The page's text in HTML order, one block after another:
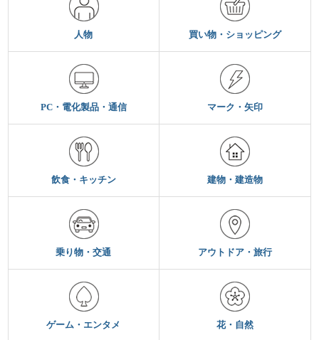
人物 買い物・ショッピング
PC・電化製品・通信 マーク・矢印
飲食・キッチン 建物・建造物
乗り物・交通 アウトドア・旅行
ゲーム・エンタメ 花・自然